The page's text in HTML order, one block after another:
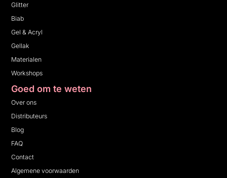
Glitter
Biab
Gel & Acryl
Gellak
Materialen
Workshops
Goed om te weten
Over ons
Distributeurs
Blog
FAQ
Contact
Algemene voorwaarden